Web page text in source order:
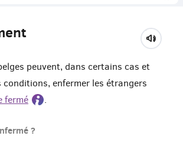
peuvent, dans certains cas et
conditions, enfermer les étrangers
fermé .
?